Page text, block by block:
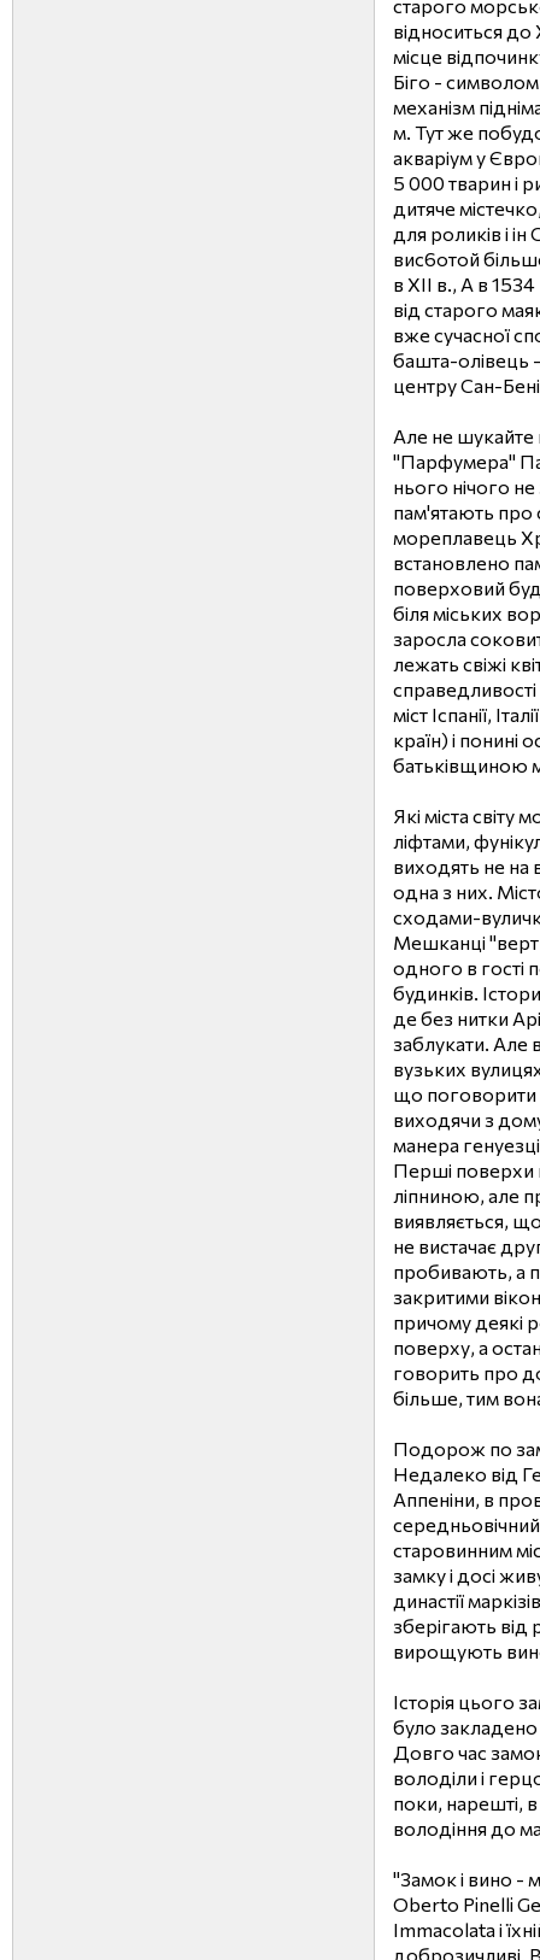
старого
відноситься
місце
Біго -
механізм
м. Тут же
акваріум у
5 000 тварин і
дитяче
для роликів і
вис6отой
в XII в., А в
від старого
вже сучасної
башта-олівець
центру Сан-
Але не шукайте
"Парфумера"
нього нічого
пам'ятають про
мореплавець
встановлено
поверховий
біля міських
заросла
лежать свіжі
міст Іспанії,
країн) і понині
батьківщиною
Які міста
ліфтами,
виходять не на
одна з них.
сходами-
Мешканці
одного в гості
будинків.
де без нитки
заблукати. Але
вузьких
що поговорити
виходячи з
манера
Перші поверхи
ліпниною, але
виявляється,
не вистачає
пробивають, а
закритими
причому деякі
поверху, а
говорить про
більше, тим
Подорож по
Недалеко від
Аппеніни, в
старовинним
замку і досі
династії
зберігають від
вирощують
Історія цього
було
Довго час
володіли і
поки, нарешті,
володіння до
"Замок і вино -
Oberto Pinelli
Immacolata і
доброзичливі.